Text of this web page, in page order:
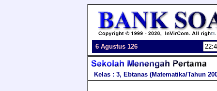
6 Agustus 126
Kelas : 3, Ebtanas (Matematika/Tahun